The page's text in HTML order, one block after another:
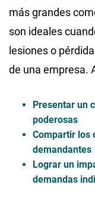
más grandes
son ideales
lesiones o
de una empresa.
Presentar un
poderosas
Compartir los
demandantes
Lograr un
demandas